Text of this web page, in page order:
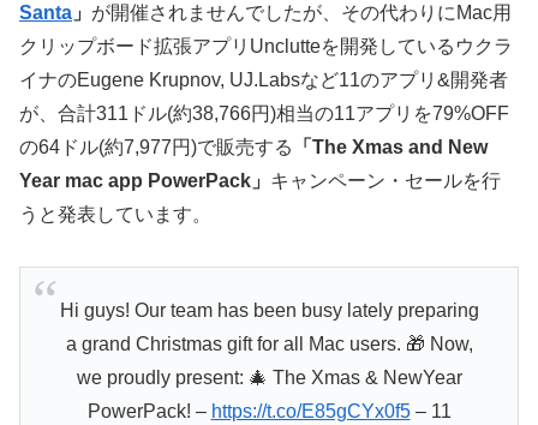
Santa 」 が開催されませんでしたが、その代わりにMac用
クリップボード拡張アプリUnclutteを開発しているウクラ
イナのEugene Krupnov, UJ.Labsなど11のアプリ&開発者
が、合計311ドル(約38,766円)相当の11アプリを79%OFF
の64ドル(約7,977円)で販売する
「The Xmas and New
Year mac app PowerPack」 キャンペーン・セールを行
うと発表しています。
Hi guys! Our team has been busy lately preparing
a grand Christmas gift for all Mac users. 🎁 Now,
we proudly present: 🎄 The Xmas & NewYear
PowerPack! – https://t.co/E85gCYx0f5– 11